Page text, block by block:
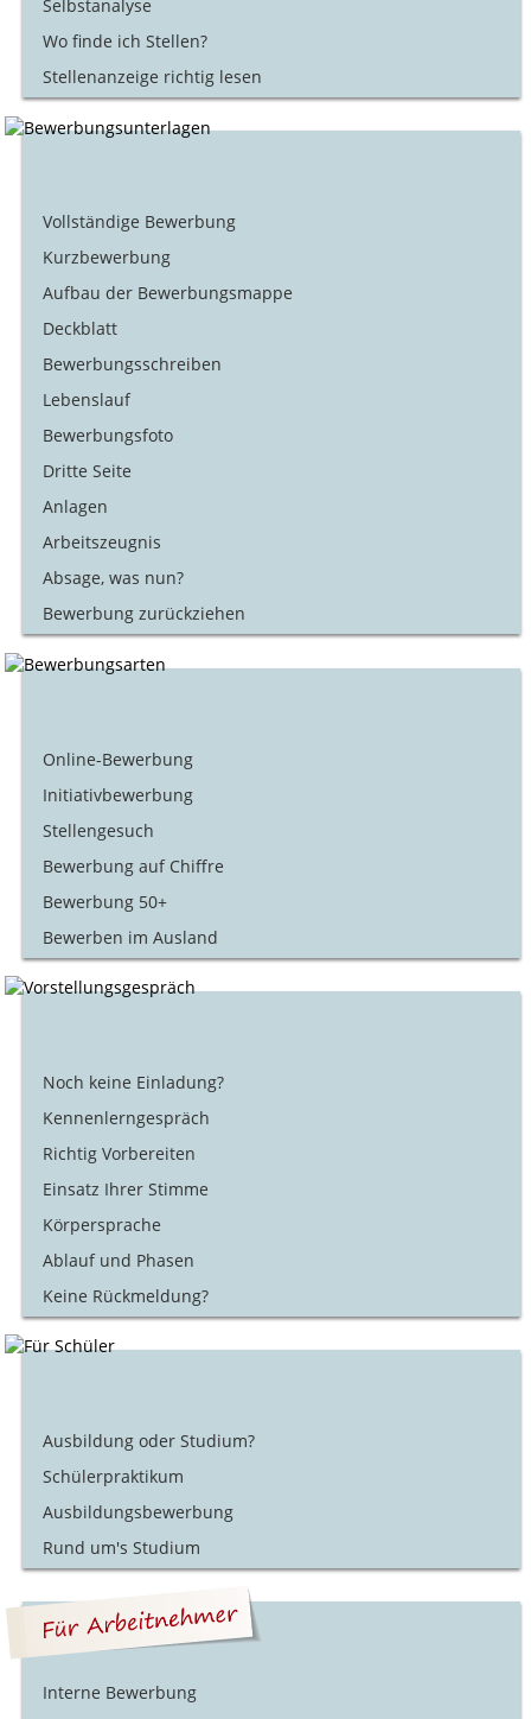
Selbstanalyse
Wo finde ich Stellen?
Stellenanzeige richtig lesen
Vollständige Bewerbung
Kurzbewerbung
Aufbau der Bewerbungsmappe
Deckblatt
Bewerbungsschreiben
Lebenslauf
Bewerbungsfoto
Dritte Seite
Anlagen
Arbeitszeugnis
Absage, was nun?
Bewerbung zurückziehen
Online-Bewerbung
Initiativbewerbung
Stellengesuch
Bewerbung auf Chiffre
Bewerbung 50+
Bewerben im Ausland
Noch keine Einladung?
Kennenlerngespräch
Richtig Vorbereiten
Einsatz Ihrer Stimme
Körpersprache
Ablauf und Phasen
Keine Rückmeldung?
Ausbildung oder Studium?
Schülerpraktikum
Ausbildungsbewerbung
Rund um's Studium
Interne Bewerbung